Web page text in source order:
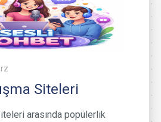
Siteleri
arasında popülerlik